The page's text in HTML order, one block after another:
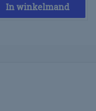
In winkelmand